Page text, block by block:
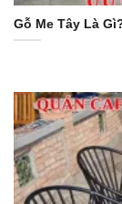
Gỗ Me Tây Là